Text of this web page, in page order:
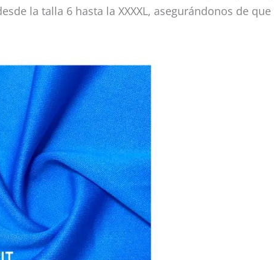
la talla 6 hasta la XXXXL, asegurándonos de